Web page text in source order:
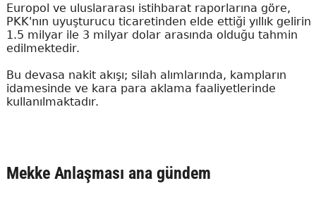
Europol ve uluslararası istihbarat raporlarına göre,
PKK'nın uyuşturucu ticaretinden elde ettiği yıllık gelirin
1.5 milyar ile 3 milyar dolar arasında olduğu tahmin
edilmektedir.
Bu devasa nakit akışı; silah alımlarında, kampların
idamesinde ve kara para aklama faaliyetlerinde
kullanılmaktadır.
Mekke Anlaşması ana gündem